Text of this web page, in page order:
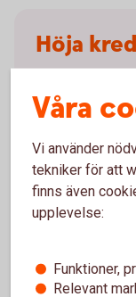
Höja
genom att
post eller
Är du ensam
Fyll i
Våra
Vi använder
tekniker för att
finns även
upplevelse:
Funktioner,
Relevant